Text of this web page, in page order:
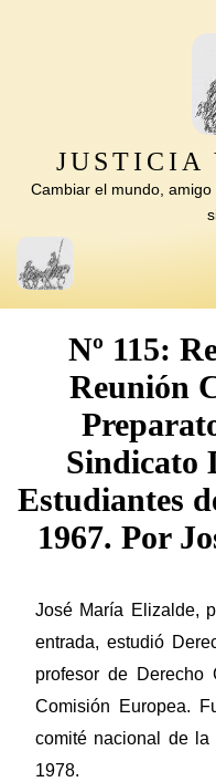
JUSTICIA
Cambiar el mundo,
Nº 115:
Reunión
Sindicato
Estudiantes
1967. Por
José María Elizalde,
entrada, estudió
profesor de Derecho
Comisión Europea.
comité nacional de
1978.